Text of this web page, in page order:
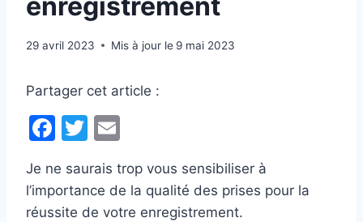
29 avril 2023 Mis à jour le 9 mai 2023
Partager cet article :
F
c
e
T
itt
er
ai
l
Je ne saurais trop vous sensibiliser à
l’importance de la qualité des prises pour la
réussite de votre enregistrement.